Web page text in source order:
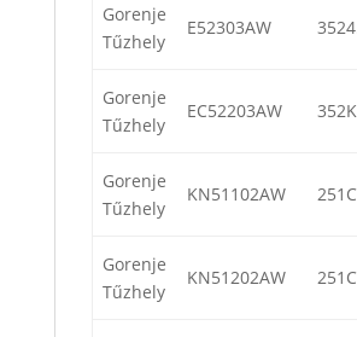
Gorenje
Tűzhely
E52303AW
Gorenje
Tűzhely
EC52203AW
Gorenje
Tűzhely
KN51102AW
Gorenje
Tűzhely
KN51202AW